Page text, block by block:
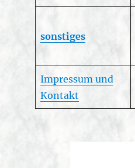
sonstiges
Impressum und
Kontakt